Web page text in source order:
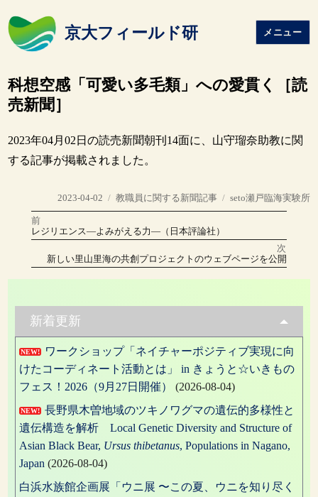
京大フィールド研 メニュー
科想空感「可愛い多毛類」への愛貫く［読
売新聞］
2023年04月02日の読売新聞朝刊14面に、山守瑠奈助教に関
する記事が掲載されました。
投
稿
日:
2023-04-02
カ
テ
ゴ
リ
ー
教職員に関する新聞記事
タ
グ
seto瀬戸臨海実験所
投
ナ
ゲ
ー
シ
ョ
ン
前
前
の
レジリエンス―よみがえる力―（日本評論社）
次
の
新しい里山里海の共創プロジェクトのウェブページを公開
新着更新
NEW!
ワークショップ「ネイチャーポジティブ実現に向
けたコーディネート活動とは」 in きょうと☆いきもの
フェス！2026（9月27日開催）
(2026-08-04)
NEW!
長野県木曽地域のツキノワグマの遺伝的多様性と
遺伝構造を解析 Local Genetic Diversity and Structure of
Asian Black Bear, Ursus thibetanus, Populations in Nagano,
Japan (2026-08-04)
白浜水族館企画展「ウニ展 〜この夏、ウニを知り尽く